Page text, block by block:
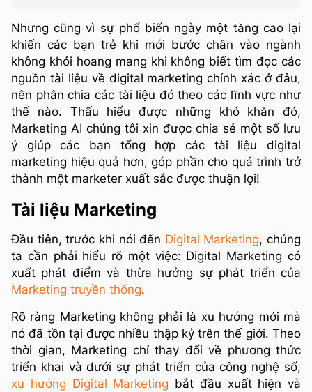
Nhưng cũng vì sự phổ biến ngày một tăng cao lại
khiến các bạn trẻ khi mới bước chân vào ngành
không khỏi hoang mang khi không biết tìm đọc các
nguồn tài liệu về digital marketing chính xác ở đâu,
nên phân chia các tài liệu đó theo các lĩnh vực như
thế nào. Thấu hiểu được những khó khăn đó,
Marketing AI chúng tôi xin được chia sẻ một số lưu
ý giúp các bạn tổng hợp các tài liệu digital
marketing hiệu quả hơn, góp phần cho quá trình trở
thành một marketer xuất sắc được thuận lợi!
Tài liệu Marketing
Đầu tiên, trước khi nói đến Digital Marketing, chúng
ta cần phải hiểu rõ một việc: Digital Marketing có
xuất phát điểm và thừa hưởng sự phát triển của
Marketing truyền thống.
Rõ ràng Marketing không phải là xu hướng mới mà
nó đã tồn tại được nhiều thập kỷ trên thế giới. Theo
thời gian, Marketing chỉ thay đổi về phương thức
triển khai và dưới sự phát triển của công nghệ số,
xu hướng Digital Marketing bắt đầu xuất hiện và